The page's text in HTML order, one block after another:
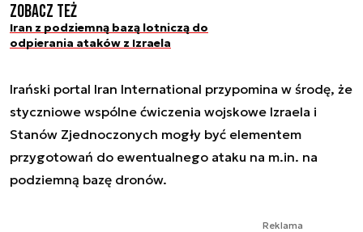
Zobacz też
Iran z podziemną bazą lotniczą do
odpierania ataków z Izraela
Irański portal Iran International przypomina w środę, że
styczniowe wspólne ćwiczenia wojskowe Izraela i
Stanów Zjednoczonych mogły być elementem
przygotowań do ewentualnego ataku na m.in. na
podziemną bazę dronów.
Reklama